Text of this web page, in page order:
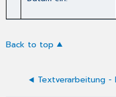
Back to top